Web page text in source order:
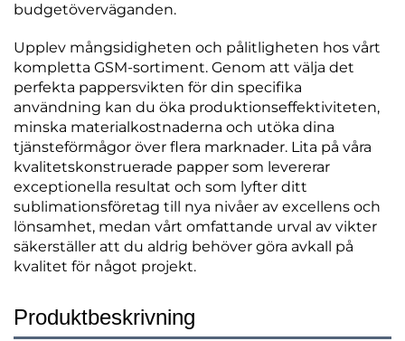
budgetöverväganden.
Upplev mångsidigheten och pålitligheten hos vårt
kompletta GSM-sortiment. Genom att välja det
perfekta pappersvikten för din specifika
användning kan du öka produktionseffektiviteten,
minska materialkostnaderna och utöka dina
tjänsteförmågor över flera marknader. Lita på våra
kvalitetskonstruerade papper som levererar
exceptionella resultat och som lyfter ditt
sublimationsföretag till nya nivåer av excellens och
lönsamhet, medan vårt omfattande urval av vikter
säkerställer att du aldrig behöver göra avkall på
kvalitet för något projekt.
Produktbeskrivning